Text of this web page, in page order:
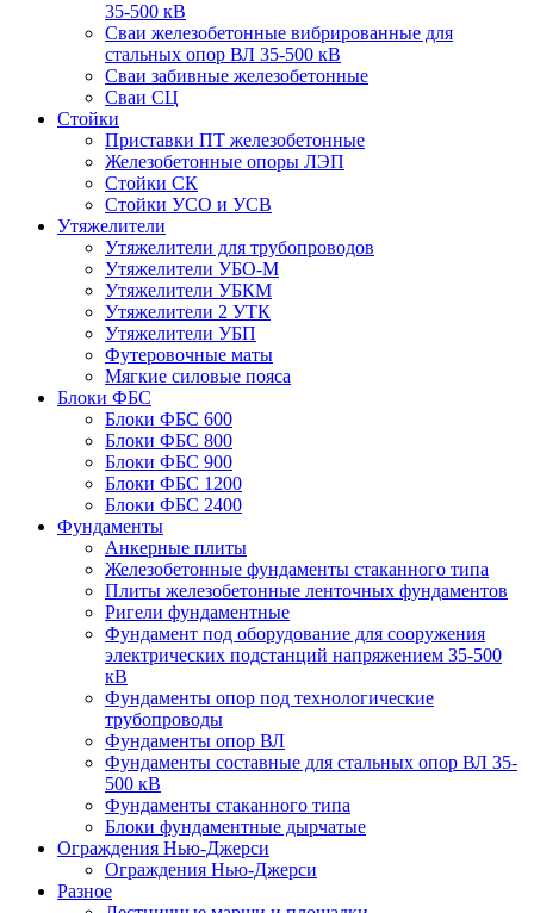
35-500 кВ
Сваи железобетонные вибрированные для
стальных опор ВЛ 35-500 кВ
Сваи забивные железобетонные
Сваи СЦ
Стойки
Приставки ПТ железобетонные
Железобетонные опоры ЛЭП
Стойки СК
Стойки УСО и УСВ
Утяжелители
Утяжелители для трубопроводов
Утяжелители УБО-М
Утяжелители УБКМ
Утяжелители 2 УТК
Утяжелители УБП
Футеровочные маты
Мягкие силовые пояса
Блоки ФБС
Блоки ФБС 600
Блоки ФБС 800
Блоки ФБС 900
Блоки ФБС 1200
Блоки ФБС 2400
Фундаменты
Анкерные плиты
Железобетонные фундаменты стаканного типа
Плиты железобетонные ленточных фундаментов
Ригели фундаментные
Фундамент под оборудование для сооружения
электрических подстанций напряжением 35-500
кВ
Фундаменты опор под технологические
трубопроводы
Фундаменты опор ВЛ
Фундаменты составные для стальных опор ВЛ 35-
500 кВ
Фундаменты стаканного типа
Блоки фундаментные дырчатые
Ограждения Нью-Джерси
Ограждения Нью-Джерси
Разное